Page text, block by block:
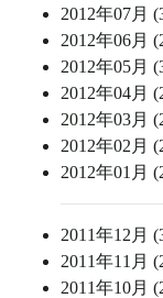
2012年07月
2012年06月
2012年05月
2012年04月
2012年03月
2012年02月
2012年01月
2011年12月
2011年11月
2011年10月